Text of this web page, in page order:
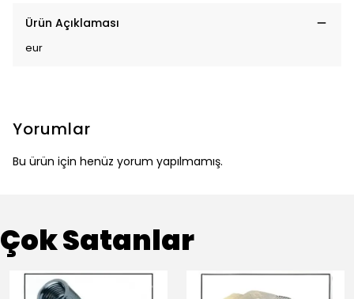
Ürün Açıklaması
eur
Yorumlar
Bu ürün için henüz yorum yapılmamış.
Çok Satanlar